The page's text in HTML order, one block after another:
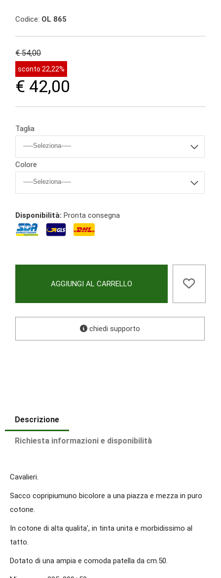
Codice: OL 865
€ 54,00
sconto 22,22%
€ 42,00
Taglia
Colore
Disponibilità: Pronta consegna
AGGIUNGI AL CARRELLO
chiedi supporto
Descrizione
Richiesta informazioni e disponibilità
Cavalieri.
Sacco copripiumuno bicolore a una piazza e mezza in puro
cotone.
In cotone di alta qualita', in tinta unita e morbidissimo al
tatto.
Dotato di una ampia e comoda patella da cm.50.